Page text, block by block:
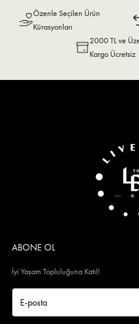
Özenle Seçilen Ürün
Kürasyonları
2000 TL ve
Kargo Ücretsiz
ABONE OL
İyi Yaşam Topluluğuna Katıl!